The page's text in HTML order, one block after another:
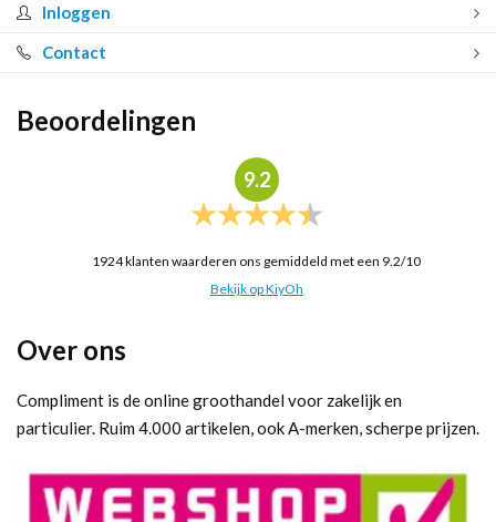
Inloggen
Contact
Beoordelingen
9.2
1924klanten waarderen ons gemiddeld met een 9.2/10
Bekijk op KiyOh
Over ons
Compliment is de online groothandel voor zakelijk en
particulier. Ruim 4.000 artikelen, ook A-merken, scherpe prijzen.